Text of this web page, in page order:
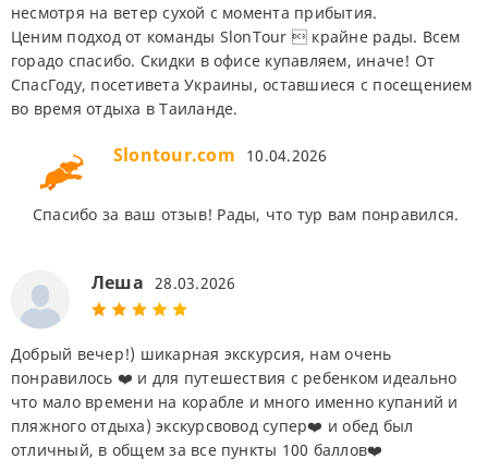
несмотря на ветер сухой с момента прибытия.
Ценим подход от команды SlonTour  крайне рады. Всем
горадо спасибо. Скидки в офисе купавляем, иначе! От
СпасГоду, посетивета Украины, оставшиеся с посещением
во время отдыха в Таиланде.
Slontour.com 10.04.2026
Спасибо за ваш отзыв! Рады, что тур вам понравился.
Леша 28.03.2026
Добрый вечер!) шикарная экскурсия, нам очень
понравилось ❤️ и для путешествия с ребенком идеально
что мало времени на корабле и много именно купаний и
пляжного отдыха) экскурсвовод супер❤️ и обед был
отличный, в общем за все пункты 100 баллов❤️